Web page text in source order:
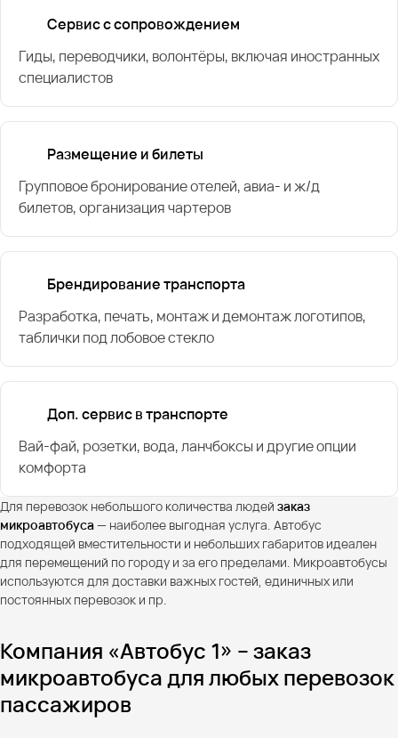
Сервис с сопровождением
Гиды, переводчики, волонтёры, включая иностранных
специалистов
Размещение и билеты
Групповое бронирование отелей, авиа- и ж/д
билетов, организация чартеров
Брендирование транспорта
Разработка, печать, монтаж и демонтаж логотипов,
таблички под лобовое стекло
Доп. сервис в транспорте
Вай-фай, розетки, вода, ланчбоксы и другие опции
комфорта
Для перевозок небольшого количества людей заказ
микроавтобуса— наиболее выгодная услуга. Автобус
подходящей вместительности и небольших габаритов идеален
для перемещений по городу и за его пределами. Микроавтобусы
используются для доставки важных гостей, единичных или
постоянных перевозок и пр.
Компания «Автобус 1» – заказ
микроавтобуса для любых перевозок
пассажиров